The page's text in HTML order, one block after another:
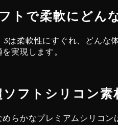
トで柔軟にどん
は柔軟性にすぐれ、どんな
実現します。
フトシリコン素
らかなプレミアムシリコン